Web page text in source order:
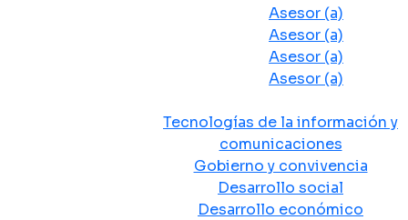
Asesor (a)
Asesor (a)
Asesor (a)
Asesor (a)
Tecnologías de la información y
comunicaciones
Gobierno y convivencia
Desarrollo social
Desarrollo económico